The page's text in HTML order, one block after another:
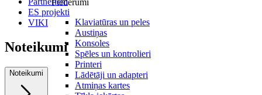
Klaviatūras un peles
Austiņas
Konsoles
Spēles un kontrolieri
Printeri
Lādētāji un adapteri
Atmiņas kartes
ES projekti
VIKI
Noteikumi
Noteikumi